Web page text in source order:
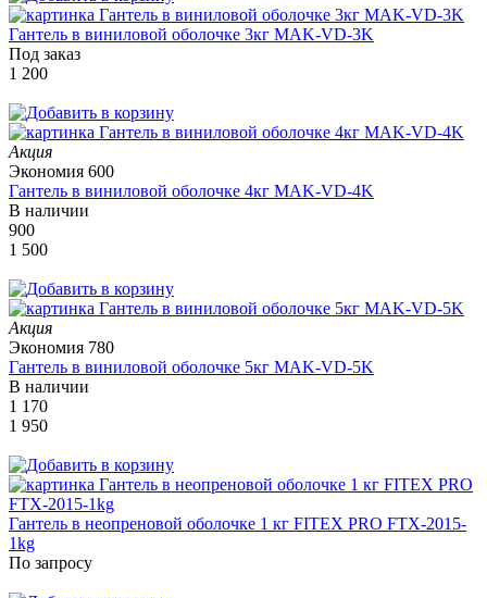
Гантель в виниловой оболочке 3кг MAK-VD-3K
Под заказ
1 200
Акция
Экономия 600
Гантель в виниловой оболочке 4кг MAK-VD-4K
В наличии
900
1 500
Акция
Экономия 780
Гантель в виниловой оболочке 5кг MAK-VD-5K
В наличии
1 170
1 950
Гантель в неопреновой оболочке 1 кг FITEX PRO FTX-2015-
1kg
По запросу